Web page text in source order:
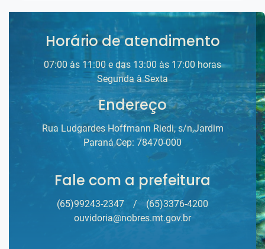
Horário de atendimento
07:00 às 11:00 e das 13:00 às 17:00 horas
Segunda à Sexta
Endereço
Rua Ludgardes Hoffmann Riedi, s/n,Jardim
Paraná Cep: 78470-000
Fale com a prefeitura
(65)99243-2347 /
(65)3376-4200
ouvidoria@nobres.mt.gov.br